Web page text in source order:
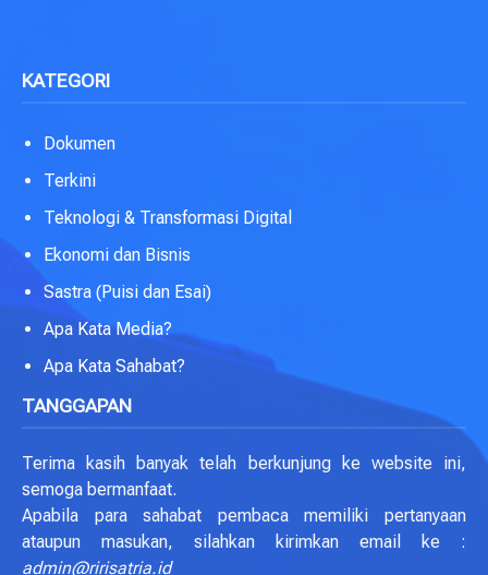
KATEGORI
Dokumen
Terkini
Teknologi & Transformasi Digital
Ekonomi dan Bisnis
Sastra (Puisi dan Esai)
Apa Kata Media?
Apa Kata Sahabat?
TANGGAPAN
Terima kasih banyak telah berkunjung ke website ini,
semoga bermanfaat.
Apabila para sahabat pembaca memiliki pertanyaan
ataupun masukan, silahkan kirimkan email ke :
admin@ririsatria.id